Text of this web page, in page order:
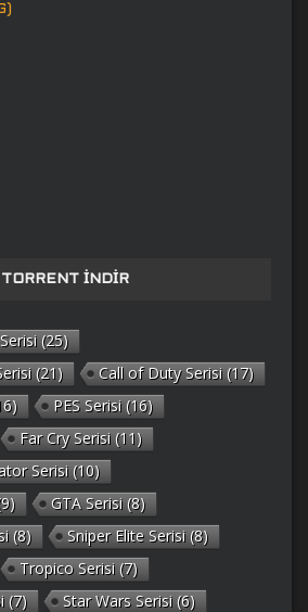
İNDIR
(25)
(21) Call of Duty Serisi (17)
PES Serisi (16)
Far Cry Serisi (11)
Serisi (10)
GTA Serisi (8)
(8) Sniper Elite Serisi (8)
Tropico Serisi (7)
(7) Star Wars Serisi (6)